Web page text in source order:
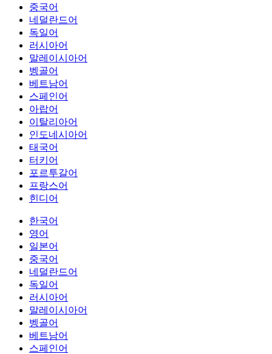
중국어
네덜란드어
독일어
러시아어
말레이시아어
벵골어
베트남어
스페인어
아랍어
이탈리아어
인도네시아어
태국어
터키어
포르투갈어
프랑스어
힌디어
한국어
영어
일본어
중국어
네덜란드어
독일어
러시아어
말레이시아어
벵골어
베트남어
스페인어